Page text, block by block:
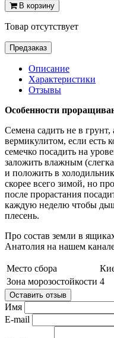
В корзину
Товар отсутствует
Предзаказ
Описание
Характеристики
Отзывы
Особенности
Семена садить не в
вермикулитом, если есть
семечко посадить на
заложить влажным
и положить в
скорее всего зимой, но
после прорастания
каждую неделю чтобы
плесень.
Про состав земли в
Анатолия на нашем
Место сбора
Зона морозостойкости 4
Оставить отзыв
Имя
E-mail